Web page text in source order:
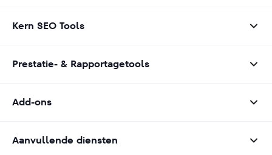
Kern SEO Tools
Prestatie- & Rapportagetools
Add-ons
Aanvullende diensten